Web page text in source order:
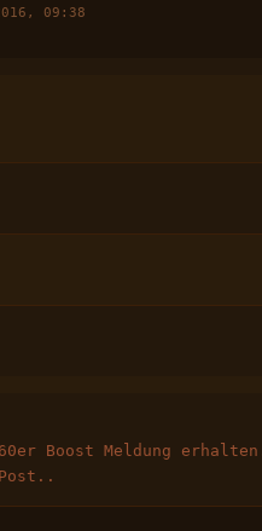
09:38
Boost Meldung